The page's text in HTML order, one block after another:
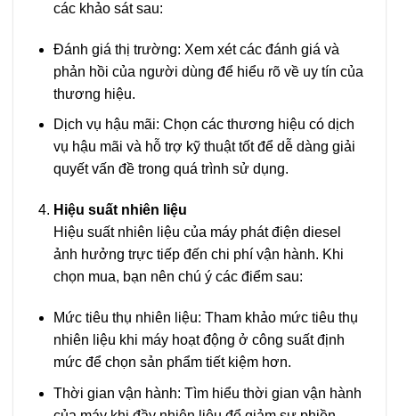
các khảo sát sau:
Đánh giá thị trường: Xem xét các đánh giá và
phản hồi của người dùng để hiểu rõ về uy tín của
thương hiệu.
Dịch vụ hậu mãi: Chọn các thương hiệu có dịch
vụ hậu mãi và hỗ trợ kỹ thuật tốt để dễ dàng giải
quyết vấn đề trong quá trình sử dụng.
Hiệu suất nhiên liệu
Hiệu suất nhiên liệu của máy phát điện diesel
ảnh hưởng trực tiếp đến chi phí vận hành. Khi
chọn mua, bạn nên chú ý các điểm sau:
Mức tiêu thụ nhiên liệu: Tham khảo mức tiêu thụ
nhiên liệu khi máy hoạt động ở công suất định
mức để chọn sản phẩm tiết kiệm hơn.
Thời gian vận hành: Tìm hiểu thời gian vận hành